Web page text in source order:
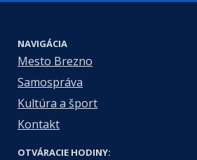
NAVIGÁCIA
Mesto Brezno
Samospráva
Kultúra a šport
Kontakt
OTVÁRACIE HODINY: